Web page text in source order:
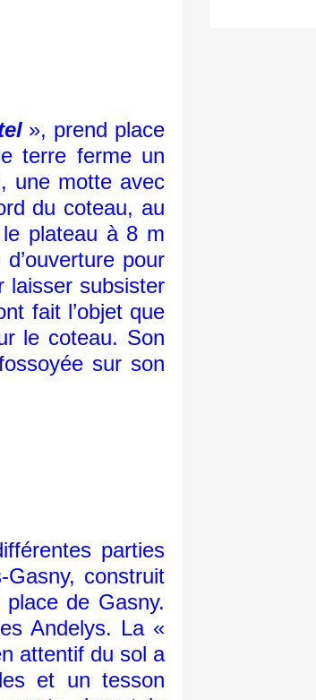
», prend place
terre ferme un
une motte avec
du coteau, au
plateau à 8 m
pour
laisser subsister
fait l’objet que
le coteau. Son
sur son
parties
construit
de Gasny.
Andelys. La «
attentif du sol a
et un tesson